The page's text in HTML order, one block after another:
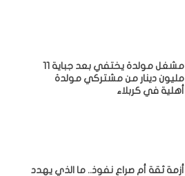
مشغل مولدة يختفي بعد جباية 11
مليون دينار من مشتركي مولدة
أهلية في كربلاء
أزمة ثقة أم صراع نفوذ.. ما الذي يهدد